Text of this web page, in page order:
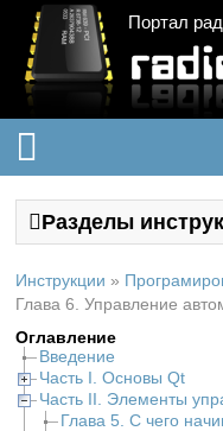
Портал
Разделы
Инструкции »
Глава 6. Управление
Оглавление
Введение
Часть I. Основы Qt
Часть II. Элементы
Глава 5. С чего